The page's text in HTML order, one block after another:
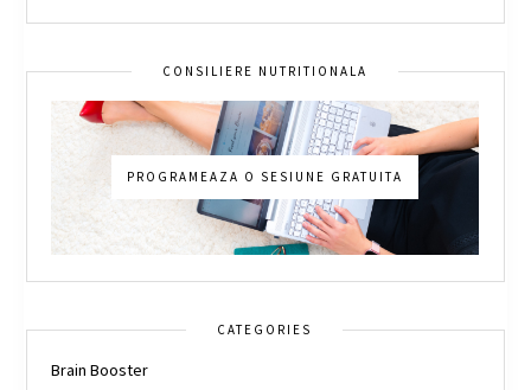
CONSILIERE NUTRITIONALA
PROGRAMEAZA O SESIUNE GRATUITA
CATEGORIES
Brain Booster